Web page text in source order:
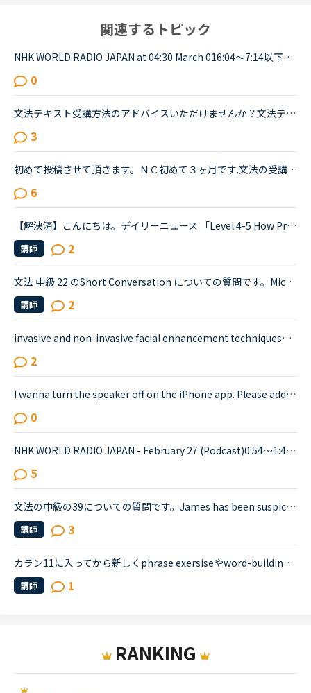
関連するトピック
NHK WORLD RADIO JAPAN at 04:30 March 016:04～7:14以下が音声をディクテーションしたものでしたが、音源が削除されてしまったので、このトピック自体をスルーしてください。An international research team of ...
0
文法テキスト受講方法のアドバイスいただけませんか？文法テキスト初級を受講しているのですが、1回のレッスンで1レッスン分終えれることがほぼありません。Exerciseの答えをレッスン前に考えておいても、最後のF...
3
初めて投稿させて頂きます。ＮＣ初めて３ヶ月です.文法の受講をポジティブにやれる方法がありましたら、教えていただけると嬉しいです。最初は文法を中心にやっていたのですが、何か物足りなくてカウンセラーの方...
6
【解決済】こんにちは。デイリーニュース 「Level 4-5 How Processed Food Helped Humanity」 の第2パラグラフ、The small size of teeth in early humans can only be explained by food becoming easier to eat...
講師 2
文法 中級 22 のShort Conversation についての質問です。Michael:Hey, have you seen this movie: &quot;Freddy vs. Jason&quot;?Sarah:No. I know those killers though. Freddy, from &quot;A Nightmare on El...
講師 2
invasive and non-invasive facial enhancement techniquesでのivasiveの意味について[Level 8-10] The Rising Demand for Facial Surgery During Lockdown <a href="https://nativecamp.net/textbook/page-detail/2/6817" target="_blank">https://nativecamp.net/textbook/page-detail/2/6817</a> に...
2
I wanna turn the speaker off on the iPhone app. Please add a function to kill the speaker on the app.Very loud voice of tutors is coming from the speaker while tutors can not be hearing voice of us...
0
NHK WORLD RADIO JAPAN - February 27 (Podcast)0:54～1:49The Japanese government is studying additional measures to prop up the tourist industry and smaller businesses hit hard by the spread of a ne...
5
文法の中級の39についての質問です。James has been suspicious about Andrew's strange behavior lately.James「 Frankly, I don't know why you are still going to that farm. You were only going there for ...
講師 3
カラン11に入ってから新しくphrase exersiseやword-building exersise等が追加されましたが、皆さんはどう勉強されましたか？まず、phase exersiseは出てきたものを覚えるでいいとして、word-building exersiseを...
講師 1
RANKING